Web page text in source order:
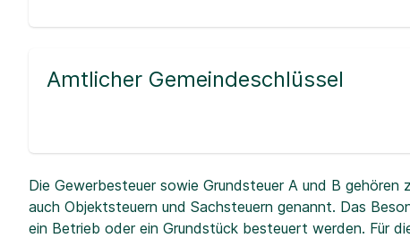
Amtlicher Gemeindeschlüssel
Die Gewerbesteuer sowie Grundsteuer A und B
auch Objektsteuern und Sachsteuern genannt. Das
ein Betrieb oder ein Grundstück besteuert werden. Für